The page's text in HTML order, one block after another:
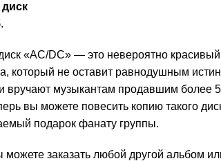
«AC/DC» — это невероятно
который не оставит равнодушным
вручают музыкантам продавшим более
вы можете повесить копию такого
подарок фанату группы.
можете заказать любой другой альбом